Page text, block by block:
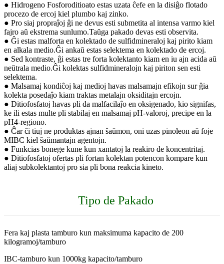
● Hidrogeno Fosforoditioato estas uzata ĉefe en la disiĝo flotado
procezo de ercoj kiel plumbo kaj zinko.
● Pro siaj propraĵoj ĝi ne devus esti submetita al intensa varmo kiel
fajro aŭ ekstrema sunlumo.Taŭga pakado devas esti observita.
● Ĝi estas malforta en kolektado de sulfidmineraloj kaj pirito kiam
en alkala medio.Ĝi ankaŭ estas selektema en kolektado de ercoj.
● Sed kontraste, ĝi estas tre forta kolektanto kiam en iu ajn acida aŭ
neŭtrala medio.Ĝi kolektas sulfidmineralojn kaj piriton sen esti
selektema.
● Malsamaj kondiĉoj kaj medioj havas malsamajn efikojn sur ĝia
kolekta posedaĵo kiam traktas metalajn oksiditajn ercojn.
● Ditiofosfatoj havas pli da malfacilaĵo en oksigenado, kio signifas,
ke ili estas multe pli stabilaj en malsamaj pH-valoroj, precipe en la
pH4-regiono.
● Ĉar ĉi tiuj ne produktas ajnan ŝaŭmon, oni uzas pinoleon aŭ foje
MIBC kiel ŝaŭmantajn agentojn.
● Funkcias bonege kune kun xantatoj la reakiro de koncentritaj.
● Ditiofosfatoj ofertas pli fortan kolektan potencon kompare kun
aliaj subkolektantoj pro sia pli bona reakcia kineto.
Tipo de Pakado
Fera kaj plasta tamburo kun maksimuma kapacito de 200
kilogramoj/tamburo
IBC-tamburo kun 1000kg kapacito/tamburo